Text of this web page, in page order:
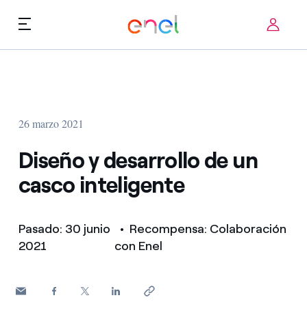
Skip to content
Startup ecosystem
Historias de innovación
Términos de uso
FAQ
26 marzo 2021
Diseño y desarrollo de un
casco inteligente
Pasado: 30 junio
2021
• Recompensa: Colaboración
con Enel